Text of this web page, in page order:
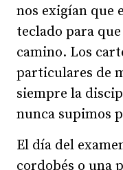
nos exigían que
teclado para
camino. Los
particulares de
siempre la
nunca supimos
El día del
cordobés o una